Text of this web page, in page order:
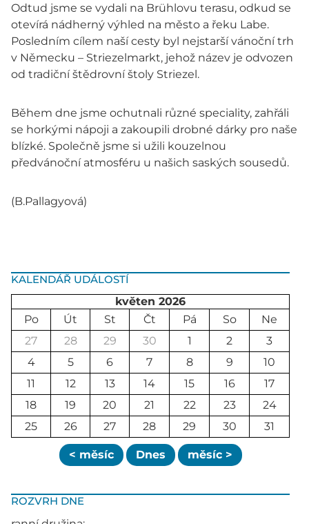
KALENDÁŘ UDÁLOSTÍ
květen 2026
Po
Út St Čt Pá So
Ne
27
28 29 30 1 2
3
4
5 6 7 8 9
10
11
12 13 14 15 16
17
18
19 20 21 22 23
24
25
26 27 28 29 30 31
< měsíc Dnes měsíc >
ROZVRH DNE
Odtud jsme se vydali na Brühlovu terasu, odkud se
otevírá nádherný výhled na město a řeku Labe.
Posledním cílem naší cesty byl nejstarší vánoční trh
v Německu – Striezelmarkt, jehož název je odvozen
od tradiční štědrovní štoly Striezel.
Během dne jsme ochutnali různé speciality, zahřáli
se horkými nápoji a zakoupili drobné dárky pro naše
blízké. Společně jsme si užili kouzelnou
předvánoční atmosféru u našich saských sousedů.
(B.Pallagyová)